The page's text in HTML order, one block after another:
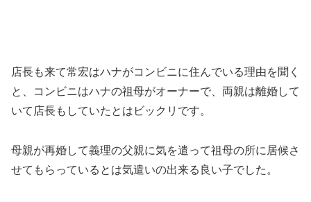
店長も来て常宏はハナがコンビニに住んでいる理由を聞く
と、コンビニはハナの祖母がオーナーで、両親は離婚して
いて店長もしていたとはビックリです。
母親が再婚して義理の父親に気を遣って祖母の所に居候さ
せてもらっているとは気遣いの出来る良い子でした。